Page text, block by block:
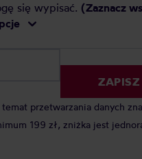
się wypisać. (Zaznacz
ZAPISZ
przetwarzania danych
199 zł, zniżka jest